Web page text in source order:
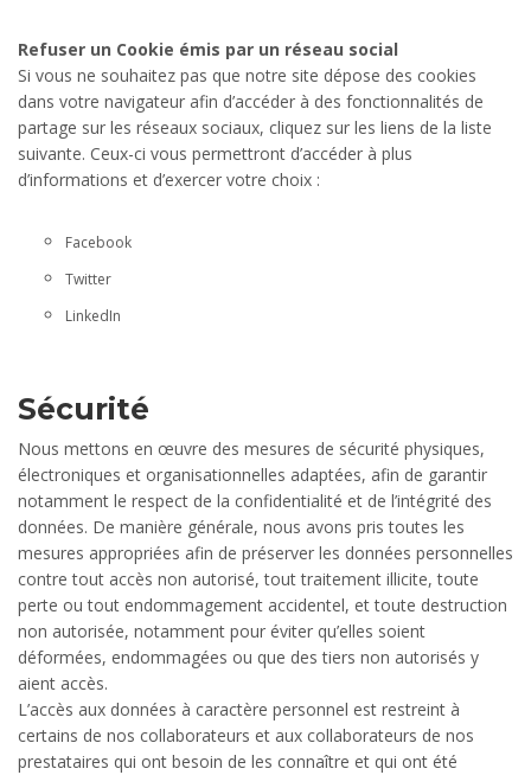
Refuser un Cookie émis par un réseau social
Si vous ne souhaitez pas que notre site dépose des cookies
dans votre navigateur afin d’accéder à des fonctionnalités de
partage sur les réseaux sociaux, cliquez sur les liens de la liste
suivante. Ceux-ci vous permettront d’accéder à plus
d’informations et d’exercer votre choix :
Facebook
Twitter
LinkedIn
Sécurité
Nous mettons en œuvre des mesures de sécurité physiques,
électroniques et organisationnelles adaptées, afin de garantir
notamment le respect de la confidentialité et de l’intégrité des
données. De manière générale, nous avons pris toutes les
mesures appropriées afin de préserver les données personnelles
contre tout accès non autorisé, tout traitement illicite, toute
perte ou tout endommagement accidentel, et toute destruction
non autorisée, notamment pour éviter qu’elles soient
déformées, endommagées ou que des tiers non autorisés y
aient accès.
L’accès aux données à caractère personnel est restreint à
certains de nos collaborateurs et aux collaborateurs de nos
prestataires qui ont besoin de les connaître et qui ont été